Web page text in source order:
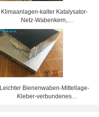
Klimaanlagen-kalter Katalysator-
Netz-Wabenkern,
Aluminiumbienenwaben-Platten
Leichter Bienenwaben-Mittellage-
Kleber-verbundenes